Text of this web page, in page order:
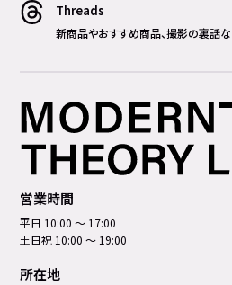
Threads
新商品やおすすめ商品、撮影の裏話な
営業時間
平日 10:00 ～ 17:00
土日祝 10:00 ～ 19:00
所在地